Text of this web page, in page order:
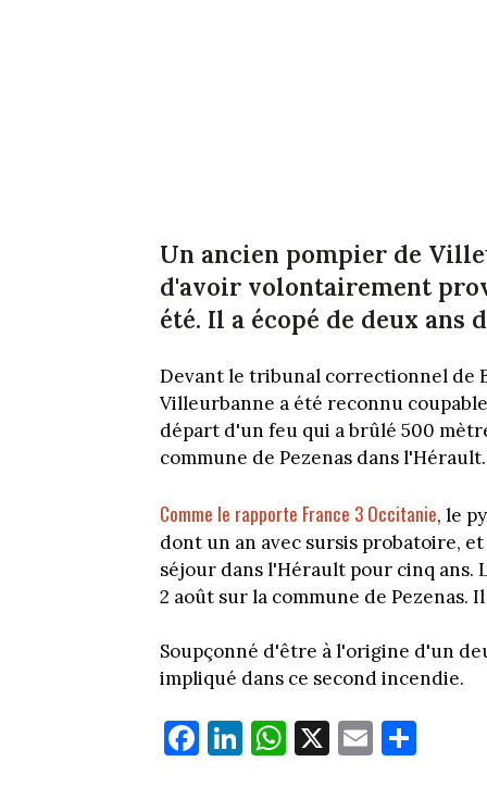
Un ancien pompier de
d'avoir volontairement
été. Il a écopé de deux ans
Devant le tribunal correctionnel de
Villeurbanne a été reconnu
départ d'un feu qui a brûlé 500
commune de Pezenas dans l'Hérault.
Comme le rapporte France 3 Occitanie, le
dont un an avec sursis probatoire,
séjour dans l'Hérault pour cinq ans.
2 août sur la commune de Pezenas.
Soupçonné d'être à l'origine d'un
impliqué dans ce second incendie.
Fa
ce
Li
nk
W
ha
X E
m